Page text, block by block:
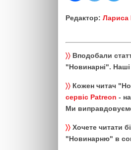
Редактор: Лариса
〉〉 Вподобали
"Новинарні".
〉〉 Кожен читач
сервіс Patreon -
Ми
〉〉 Хочете читати
"Новинарню" в